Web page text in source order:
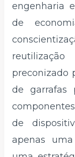
engenharia
de
preconizado
de garrafas
de
apenas